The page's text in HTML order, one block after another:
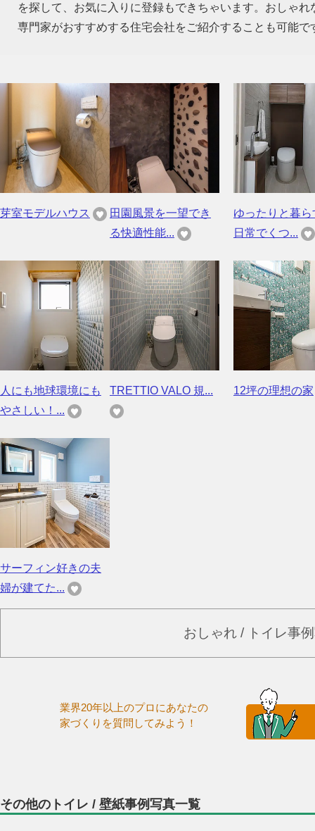
を探して、お気に入りに登録もできちゃいます。おしゃ
専門家がおすすめする住宅会社をご紹介することも可能で
芽室モデルハウス
田園風景を一望でき
る快適性能...
ゆったりと暮
日常でくつ...
人にも地球環境にも
やさしい！...
TRETTIO VALO 規... 12坪の理想の家
サーフィン好きの夫
婦が建てた...
おしゃれ / トイレ事
業界20年以上のプロにあなたの
家づくりを質問してみよう！
その他のトイレ / 壁紙事例写真一覧